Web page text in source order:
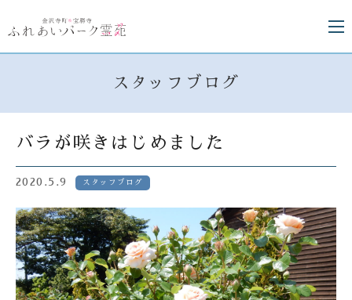
スタッフブログ
バラが咲きはじめました
2020.5.9 スタッフブログ